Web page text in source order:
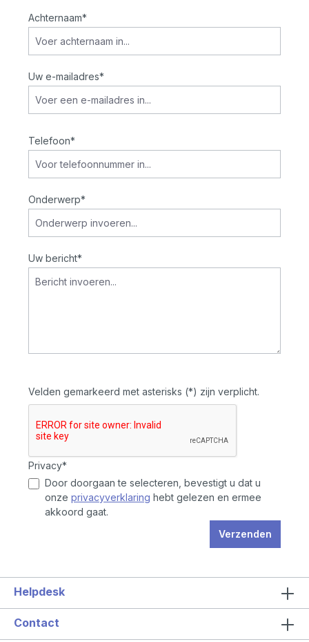
Achternaam*
Uw e-mailadres*
Telefoon*
Onderwerp*
Uw bericht*
Velden gemarkeerd met asterisks (*) zijn verplicht.
Privacy*
Door doorgaan te selecteren, bevestigt u dat u
onze privacyverklaring hebt gelezen en ermee
akkoord gaat.
Verzenden
Helpdesk
Contact